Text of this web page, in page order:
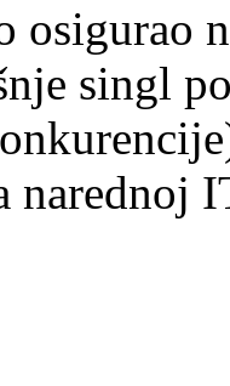
osigurao
singl
narednoj